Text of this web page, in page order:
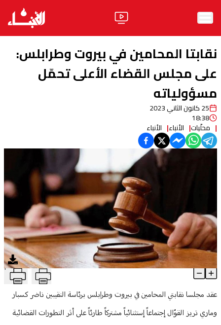
الأخبار
ثقافة ومجتمع
منوعات
آراء
فيديو
مواقف
وليد جنبلاط
ابحث
نقابتا المحامين في بيروت وطرابلس:
على مجلس القضاء الأعلى تحمّل
مسؤولياته
25 كانون الثاني 2023
18:38
محلّيات الأنباء الأنباء
نقابتا المحامين في بيروت وطرابلس: على مجلس القضاء الأعلى T
Article Content
عقد مجلسا نقابتي المحامين في بيروت وطرابلس برئاسة النقيبين ناضر كسبار
وماري تريز القوّال إجتماعاً إستثنائياً مشتركاً طارئاً على أثر التطورات القضائية